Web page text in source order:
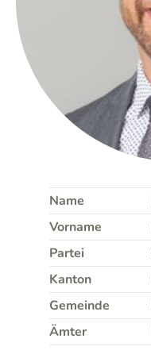
Name
Vorname
Partei
Kanton
Gemeinde
Ämter